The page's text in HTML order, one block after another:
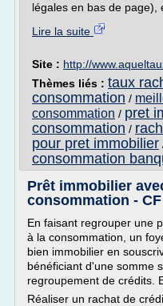
légales en bas de page),
Lire la suite
Site : http://
Thèmes liés : taux
consommation /
consommation / pret
consommation /
pour pret immobilier
consommation
Prêt immobilier
consommation - CF
En faisant regrouper une
à la consommation, un
bien immobilier en
bénéficiant d'une somme
regroupement de crédits.
Réaliser un rachat de